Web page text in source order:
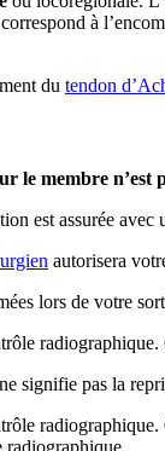
à
du tendon
le membre n’est
est assurée
autorisera
lors de votre
signifie pas la